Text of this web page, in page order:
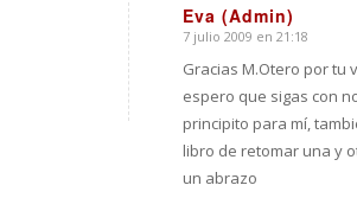
Eva (Admin)
Dice:
7 julio 2009 en 21:18
Gracias M.Otero por tu
espero que sigas con
principito para mí,
libro de retomar una y
un abrazo